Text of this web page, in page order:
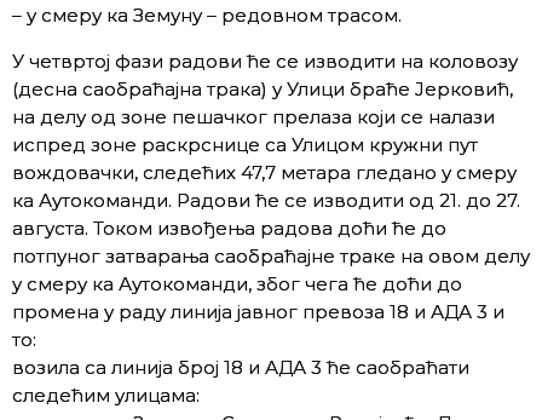
– у смеру ка Земуну – редовном трасом.
У четвртој фази радови ће се изводити на коловозу
(десна саобраћајна трака) у Улици браће Јерковић,
на делу од зоне пешачког прелаза који се налази
испред зоне раскрснице са Улицом кружни пут
вождовачки, следећих 47,7 метара гледано у смеру
ка Аутокоманди. Радови ће се изводити од 21. до 27.
августа. Током извођења радова доћи ће до
потпуног затварања саобраћајне траке на овом делу
у смеру ка Аутокоманди, због чега ће доћи до
промена у раду линија јавног превоза 18 и АДА 3 и
то:
возила са линија број 18 и АДА 3 ће саобраћати
следећим улицама: